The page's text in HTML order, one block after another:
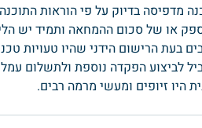
מדפיסה בדיוק על פי הוראות
או של סכום ההמחאה ותמיד יש
בעת הרישום הידני שהיו טעויות
לביצוע הפקדה נוספת ולתשלום
היו זיופים ומעשי מרמה רבים.